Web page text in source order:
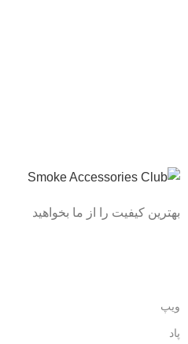
بهترین کیفیت را از ما بخواهید
ویپ
پاد